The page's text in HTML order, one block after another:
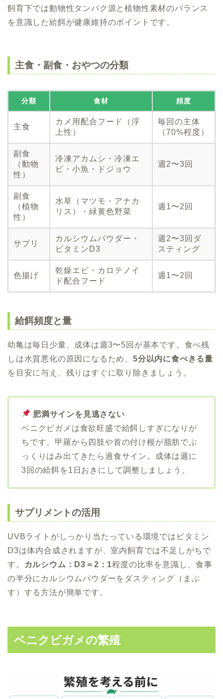
飼育下では動物性タンパク源と植物性素材のバランス
を意識した給餌が健康維持のポイントです。
主食・副食・おやつの分類
分類 食材 頻度
主食
カメ用配合フード（浮
上性）
毎回の主体
（70%程度）
副食
（動物
性）
冷凍アカムシ・冷凍エ
ビ・小魚・ドジョウ
週2〜3回
副食
（植物
性）
水草（マツモ・アナカ
リス）・緑黄色野菜
週1〜2回
サプリ
カルシウムパウダー・
ビタミンD3
週2〜3回ダ
スティング
色揚げ
乾燥エビ・カロテノイ
ド配合フード
週1〜2回
給餌頻度と量
幼亀は毎日少量、成体は週3〜5回が基本です。食べ残
しは水質悪化の原因になるため、 5分以内に食べきる量
を目安に与え、残りはすぐに取り除きましょう。
肥満サインを見逃さない
ベニクビガメは食欲旺盛で給餌しすぎになりが
ちです。甲羅から四肢や首の付け根が脂肪でぷ
っくりはみ出てきたら過食サイン。成体は週に
3回の給餌を1日おきにして調整しましょう。
サプリメントの活用
UVBライトがしっかり当たっている環境ではビタミン
D3は体内合成されますが、室内飼育では不足しがちで
す。
カルシウム：D3＝2：1程度の比率を意識し、食事
の半分にカルシウムパウダーをダスティング（まぶ
す）する方法が簡単です。
ベニクビガメの繁殖